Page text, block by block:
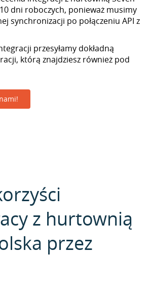
dni roboczych, ponieważ musimy
synchronizacji po połączeniu API z
przesyłamy dokładną
którą znajdziesz również pod
z hurtownią
przez